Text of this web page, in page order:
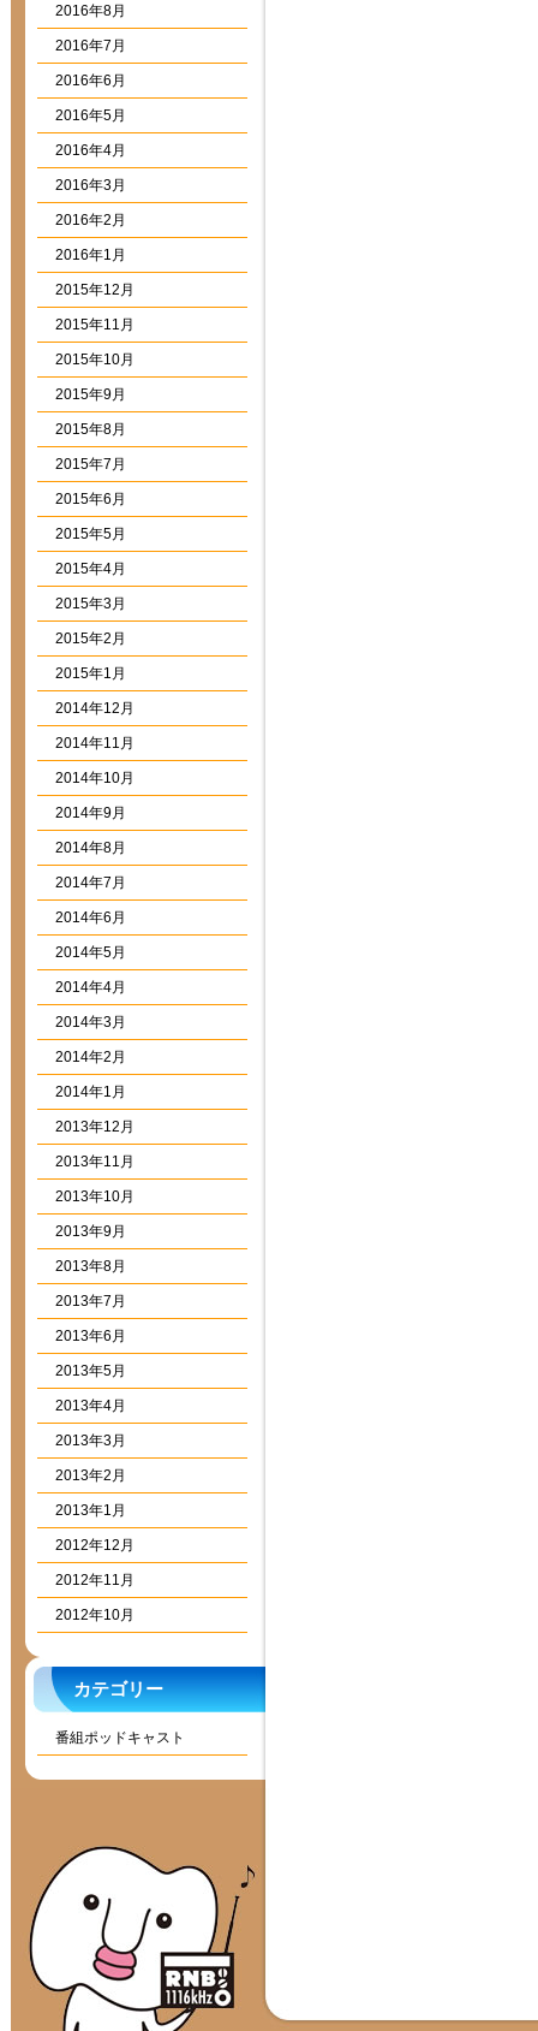
2016年8月
2016年7月
2016年6月
2016年5月
2016年4月
2016年3月
2016年2月
2016年1月
2015年12月
2015年11月
2015年10月
2015年9月
2015年8月
2015年7月
2015年6月
2015年5月
2015年4月
2015年3月
2015年2月
2015年1月
2014年12月
2014年11月
2014年10月
2014年9月
2014年8月
2014年7月
2014年6月
2014年5月
2014年4月
2014年3月
2014年2月
2014年1月
2013年12月
2013年11月
2013年10月
2013年9月
2013年8月
2013年7月
2013年6月
2013年5月
2013年4月
2013年3月
2013年2月
2013年1月
2012年12月
2012年11月
2012年10月
カテゴリー
番組ポッドキャスト